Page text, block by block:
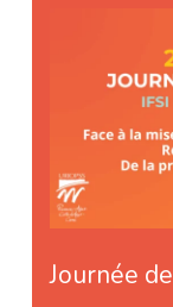
Journée